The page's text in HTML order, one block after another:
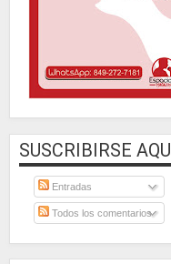
SUSCRIBIRSE AQUÍ
Entradas
Todos los comentarios